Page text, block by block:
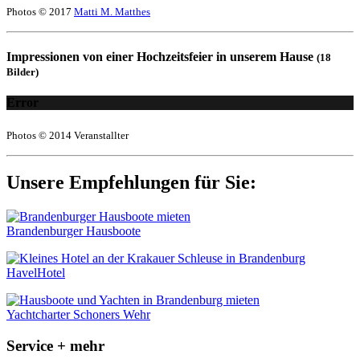
Photos © 2017 Matti M. Matthes
Impressionen von einer Hochzeitsfeier in unserem Hause (18
Bilder)
Error
Photos © 2014 Veranstallter
Unsere Empfehlungen für Sie:
Brandenburger Hausboote
HavelHotel
Yachtcharter Schoners Wehr
Service + mehr